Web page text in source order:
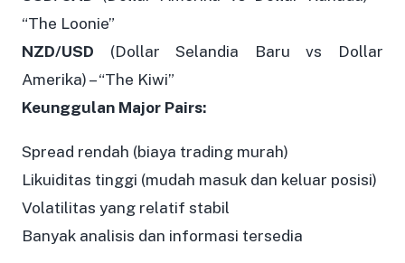
“The Loonie”
NZD/USD (Dollar Selandia Baru vs Dollar
Amerika) – “The Kiwi”
Keunggulan Major Pairs:
Spread rendah (biaya trading murah)
Likuiditas tinggi (mudah masuk dan keluar posisi)
Volatilitas yang relatif stabil
Banyak analisis dan informasi tersedia